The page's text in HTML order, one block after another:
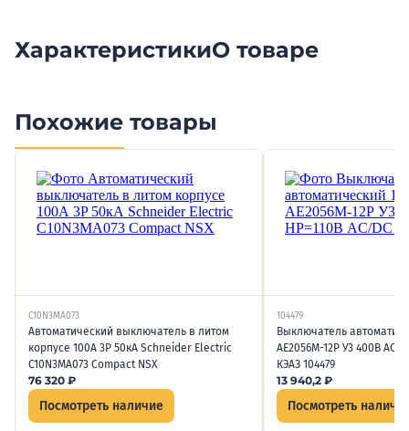
ХарактеристикиО товаре
Похожие товары
C10N3MA073
Автоматический выключатель в литом
корпусе 100А 3P 50кА Schneider Electric
C10N3MA073 Сompact NSX
76 320 ₽
Посмотреть наличие
104479
Выключатель
АЕ2056М-12Р У3 400В AC
КЭАЗ 104479
13 940,2 ₽
Посмотреть